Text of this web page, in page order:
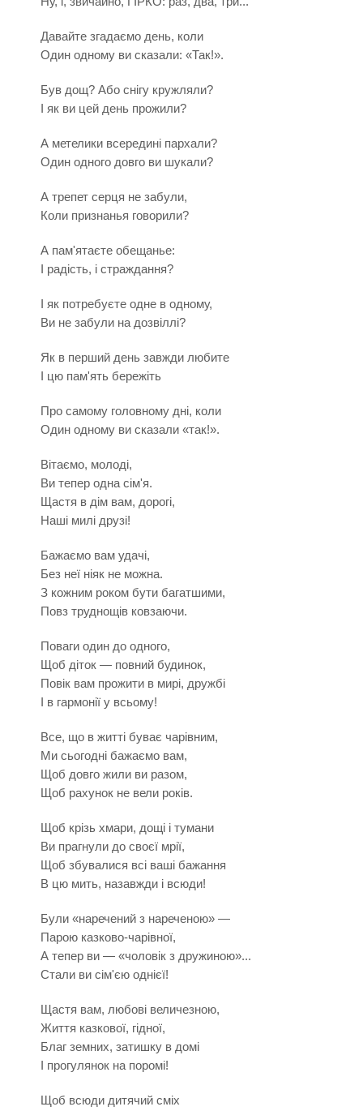
Давайте згадаємо день, коли
Один одному ви сказали: «Так!».
Був дощ? Або снігу кружляли?
І як ви цей день прожили?
А метелики всередині пархали?
Один одного довго ви шукали?
А трепет серця не забули,
Коли признанья говорили?
А пам'ятаєте обещанье:
І радість, і страждання?
І як потребуєте одне в одному,
Ви не забули на дозвіллі?
Як в перший день завжди любите
І цю пам'ять бережіть
Про самому головному дні, коли
Один одному ви сказали «так!».
Вітаємо, молоді,
Ви тепер одна сім'я.
Щастя в дім вам, дорогі,
Наші милі друзі!
Бажаємо вам удачі,
Без неї ніяк не можна.
З кожним роком бути багатшими,
Повз труднощів ковзаючи.
Поваги один до одного,
Щоб діток — повний будинок,
Повік вам прожити в мирі, дружбі
І в гармонії у всьому!
Все, що в житті буває чарівним,
Ми сьогодні бажаємо вам,
Щоб довго жили ви разом,
Щоб рахунок не вели років.
Щоб крізь хмари, дощі і тумани
Ви прагнули до своєї мрії,
Щоб збувалися всі ваші бажання
В цю мить, назавжди і всюди!
Були «наречений з нареченою» —
Парою казково-чарівної,
А тепер ви — «чоловік з дружиною»...
Стали ви сім'єю однієї!
Щастя вам, любові величезною,
Життя казкової, гідної,
Благ земних, затишку в домі
І прогулянок на поромі!
Щоб всюди дитячий сміх